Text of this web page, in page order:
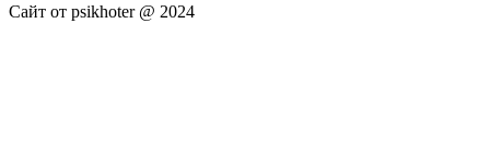
Сайт от psikhoter @ 2024